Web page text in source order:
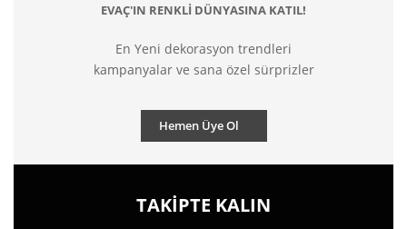
EVAÇ'IN RENKLİ DÜNYASINA KATIL!
En Yeni dekorasyon trendleri
kampanyalar ve sana özel sürprizler
Hemen Üye Ol
TAKİPTE KALIN